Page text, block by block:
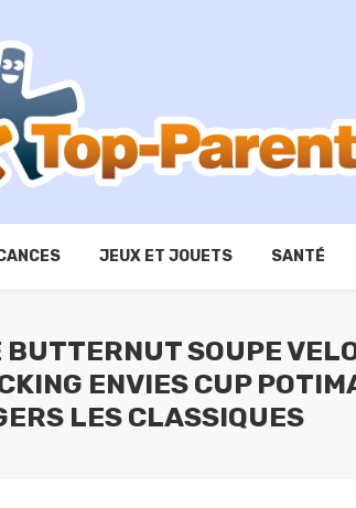
JEUX ET JOUETS SANTÉ
SOUPE
ENVIES CUP
LES CLASSIQUES